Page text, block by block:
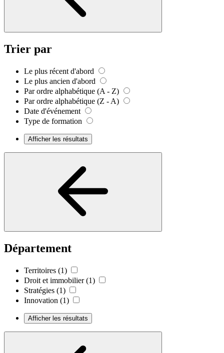
Trier par
Le plus récent d'abord
Le plus ancien d'abord
Par ordre alphabétique (A - Z)
Par ordre alphabétique (Z - A)
Date d'événement
Type de formation
Afficher les résultats
Département
Territoires (1)
Droit et immobilier (1)
Stratégies (1)
Innovation (1)
Afficher les résultats